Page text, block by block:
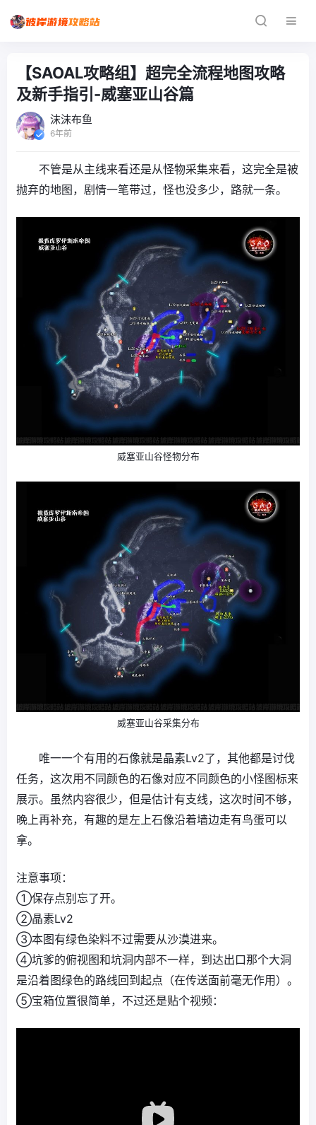
【SAOAL攻略组】超完全流程地图攻略
及新手指引-威塞亚山谷篇
沫沫布鱼
6年前
不管是从主线来看还是从怪物采集来看，这完全是被
抛弃的地图，剧情一笔带过，怪也没多少，路就一条。
威塞亚山谷怪物分布
威塞亚山谷采集分布
唯一一个有用的石像就是晶素Lv2了，其他都是讨伐
任务，这次用不同颜色的石像对应不同颜色的小怪图标来
展示。虽然内容很少，但是估计有支线，这次时间不够，
晚上再补充，有趣的是左上石像沿着墙边走有鸟蛋可以
拿。
注意事项：
①保存点别忘了开。
②晶素Lv2
③本图有绿色染料不过需要从沙漠进来。
④坑爹的俯视图和坑洞内部不一样，到达出口那个大洞
是沿着图绿色的路线回到起点（在传送面前毫无作用）。
⑤宝箱位置很简单，不过还是贴个视频：